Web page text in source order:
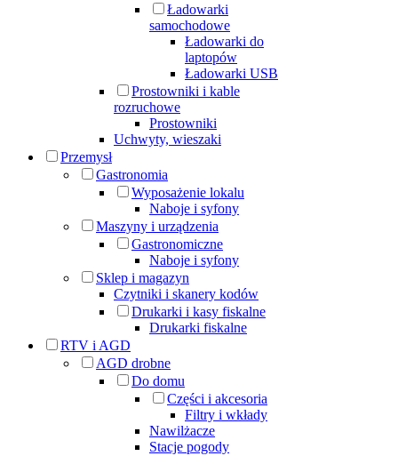
Ładowarki
samochodowe
Ładowarki do
laptopów
Ładowarki USB
Prostowniki i kable
rozruchowe
Prostowniki
Uchwyty, wieszaki
Przemysł
Gastronomia
Wyposażenie lokalu
Naboje i syfony
Maszyny i urządzenia
Gastronomiczne
Naboje i syfony
Sklep i magazyn
Czytniki i skanery kodów
Drukarki i kasy fiskalne
Drukarki fiskalne
RTV i AGD
AGD drobne
Do domu
Części i akcesoria
Filtry i wkłady
Nawilżacze
Stacje pogody